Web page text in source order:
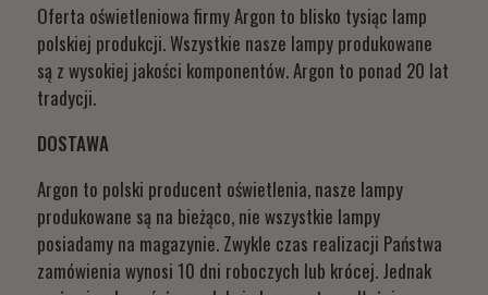
Oferta oświetleniowa firmy Argon to blisko tysiąc lamp
polskiej produkcji. Wszystkie nasze lampy produkowane
są z wysokiej jakości komponentów. Argon to ponad 20 lat
tradycji.
DOSTAWA
Argon to polski producent oświetlenia, nasze lampy
produkowane są na bieżąco, nie wszystkie lampy
posiadamy na magazynie. Zwykle czas realizacji Państwa
zamówienia wynosi 10 dni roboczych lub krócej. Jednak